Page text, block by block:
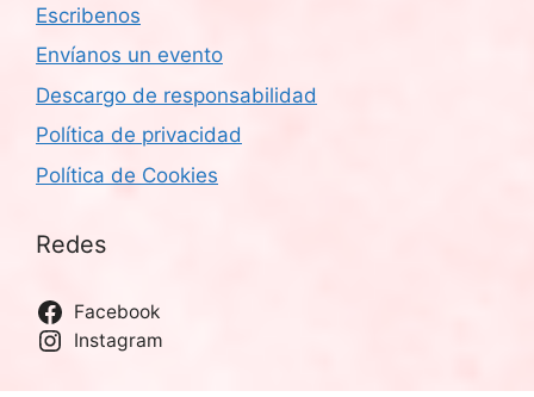
Escribenos
Envíanos un evento
Descargo de responsabilidad
Política de privacidad
Política de Cookies
Redes
Facebook
Instagram